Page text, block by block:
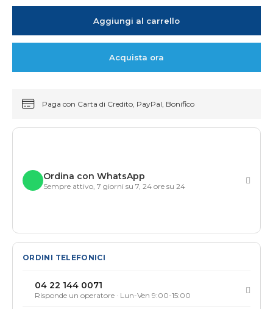
Aggiungi al carrello
Acquista ora
Paga con Carta di Credito, PayPal, Bonifico
Ordina con WhatsApp
Sempre attivo, 7 giorni su 7, 24 ore su 24
ORDINI TELEFONICI
04 22 144 0071
Risponde un operatore · Lun-Ven 9:00-15:00